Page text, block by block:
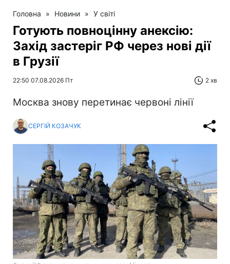
Головна » Новини » У світі
Готують повноцінну анексію:
Захід застеріг РФ через нові дії
в Грузії
22:50 07.08.2026 Пт 2 хв
Москва знову перетинає червоні лінії
СЕРГІЙ КОЗАЧУК